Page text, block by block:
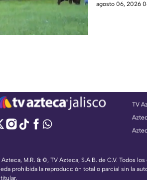
agosto 06, 2026
TV
Azteca, M.R. & ©, TV Azteca, S.A.B. de C.V. Todos
prohibida la reproducción total o parcial sin la